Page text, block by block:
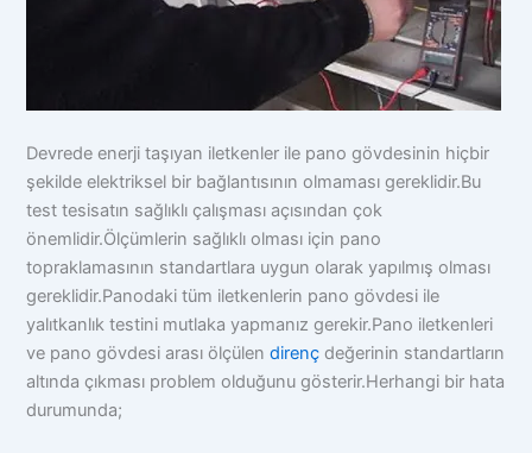
Devrede enerji taşıyan iletkenler ile pano gövdesinin hiçbir
şekilde elektriksel bir bağlantısının olmaması gereklidir.Bu
test tesisatın sağlıklı çalışması açısından çok
önemlidir.Ölçümlerin sağlıklı olması için pano
topraklamasının standartlara uygun olarak yapılmış olması
gereklidir.Panodaki tüm iletkenlerin pano gövdesi ile
yalıtkanlık testini mutlaka yapmanız gerekir.Pano iletkenleri
ve pano gövdesi arası ölçülendirenç değerinin standartların
altında çıkması problem olduğunu gösterir.Herhangi bir hata
durumunda;